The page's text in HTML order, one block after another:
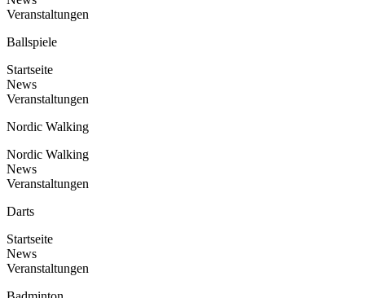
Veranstaltungen
Ballspiele
Startseite
News
Veranstaltungen
Nordic Walking
Nordic Walking
News
Veranstaltungen
Darts
Startseite
News
Veranstaltungen